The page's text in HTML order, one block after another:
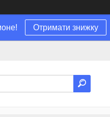
Отримати знижку